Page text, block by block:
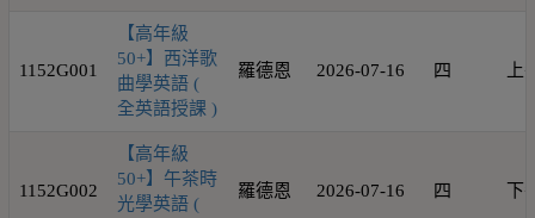
1152G001
【高年級
50+】西洋歌
曲學英語 (
全英語授課 )
羅德恩 2026-07-16 四 上
1152G002
【高年級
50+】午茶時
光學英語 (
羅德恩 2026-07-16 四 下